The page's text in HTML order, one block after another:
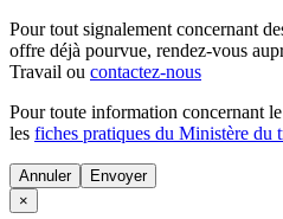
Pour tout signalement concernant
offre déjà pourvue, rendez-vous
Travail ou contactez-nous
Pour toute information concernant le
les fiches pratiques du Ministère du
Annuler
×